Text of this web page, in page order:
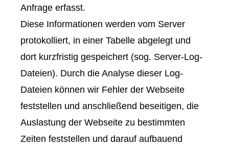
Anfrage erfasst.
Diese Informationen werden vom Server
protokolliert, in einer Tabelle abgelegt und
dort kurzfristig gespeichert (sog. Server-Log-
Dateien). Durch die Analyse dieser Log-
Dateien können wir Fehler der Webseite
feststellen und anschließend beseitigen, die
Auslastung der Webseite zu bestimmten
Zeiten feststellen und darauf aufbauend